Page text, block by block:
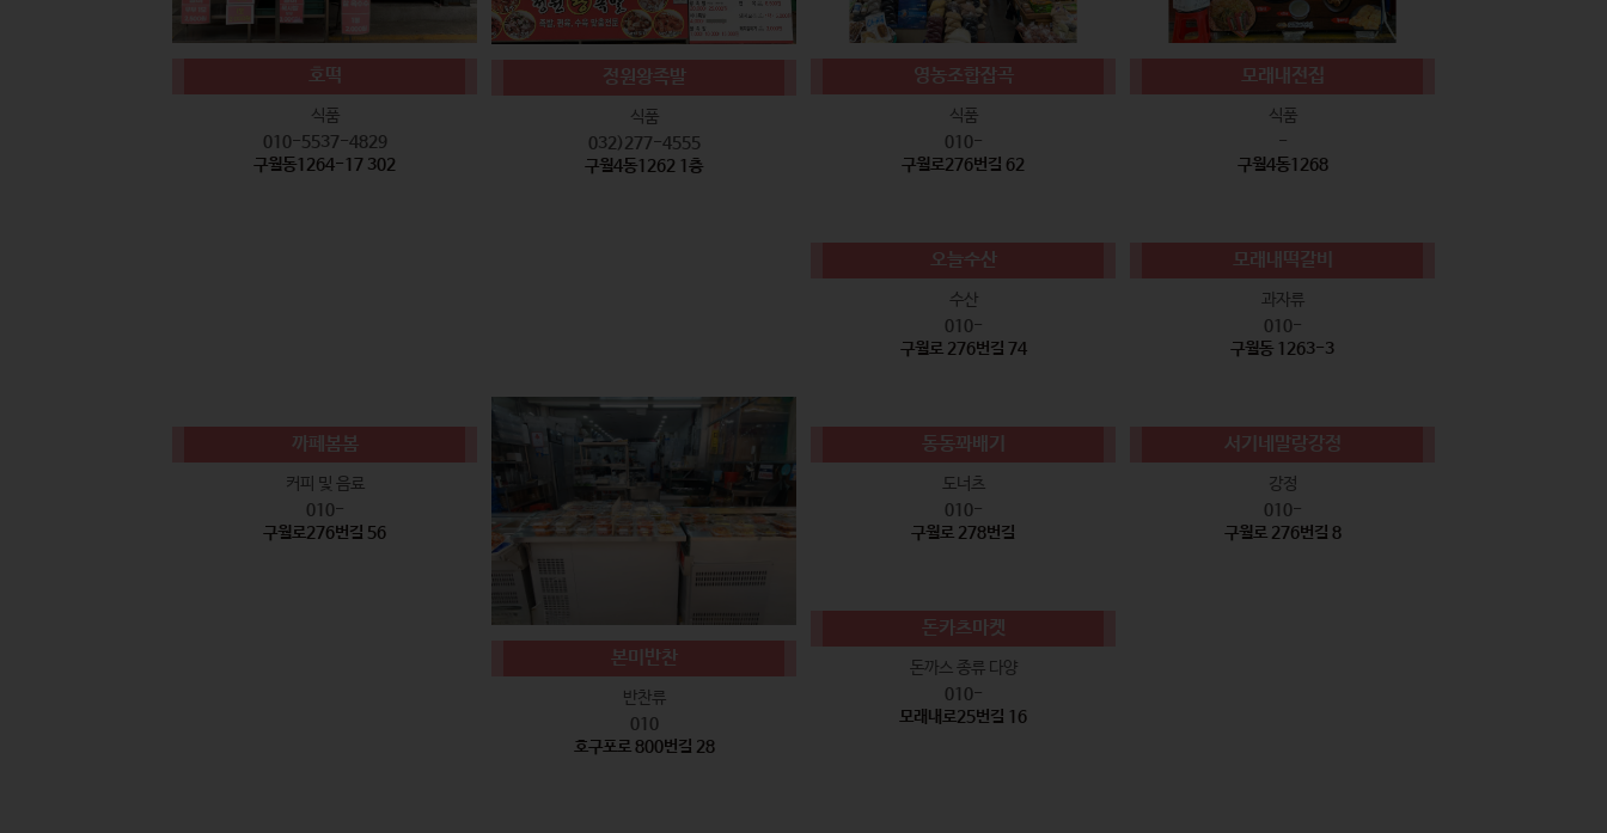
호떡
식품
010-5537-4829
구월동1264-17 302
정원왕족발
식품
032)277-4555
구월4동1262 1층
영농조합잡곡
식품
010-
구월로276번길 62
모래내전집
식품
-
구월4동1268
오늘수산
수산
010-
구월로 276번길 74
모래내떡갈비
과자류
010-
구월동 1263-3
까페봄봄
커피 및 음료
010-
구월로276번길 56
본미반찬
반찬류
010
호구포로 800번길 28
동동꽈배기
도너츠
010-
구월로 278번길
서기네말랑강정
강정
010-
구월로 276번길 8
돈카츠마켓
돈까스 종류 다양
010-
모래내로25번길 16